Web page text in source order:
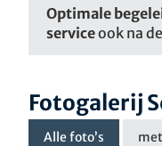
Optimale
serviceook na
Fotogalerij
Alle foto’s